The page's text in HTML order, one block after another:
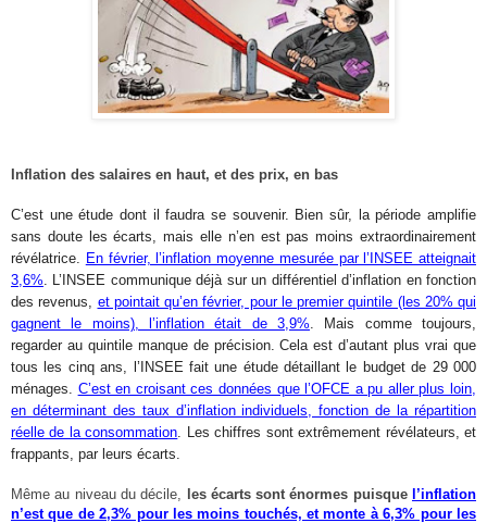
Inflation des salaires en haut, et des prix, en bas
C’est une étude dont il faudra se souvenir. Bien sûr, la période amplifie
sans doute les écarts, mais elle n’en est pas moins extraordinairement
révélatrice.
En février, l’inflation moyenne mesurée par l’INSEE atteignait
3,6% . L’INSEE communique déjà sur un différentiel d’inflation en fonction
des revenus, et pointait qu’en février, pour le premier quintile (les 20% qui
gagnent le moins), l’inflation était de 3,9% . Mais comme toujours,
regarder au quintile manque de précision. Cela est d’autant plus vrai que
tous les cinq ans, l’INSEE fait une étude détaillant le budget de 29 000
ménages. C’est en croisant ces données que l’OFCE a pu aller plus loin,
en déterminant des taux d’inflation individuels, fonction de la répartition
réelle de la consommation . Les chiffres sont extrêmement révélateurs, et
frappants, par leurs écarts.
Même au niveau du décile, les écarts sont énormes puisque l’inflation
n’est que de 2,3% pour les moins touchés, et monte à 6,3% pour les